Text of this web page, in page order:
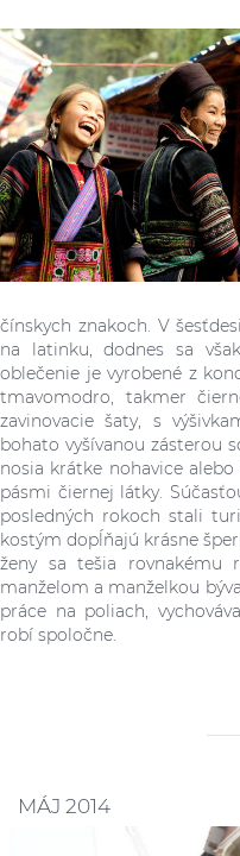
čínskych znakoch. V
na latinku, dodnes sa
oblečenie je vyrobené z
tmavomodro, takmer
zavinovacie šaty, s
bohato vyšívanou zásterou
nosia krátke nohavice
pásmi čiernej látky.
posledných rokoch stali
kostým dopĺňajú krásne
ženy sa tešia rovnakému
manželom a manželkou
práce na poliach,
robí spoločne.
MÁJ 2014